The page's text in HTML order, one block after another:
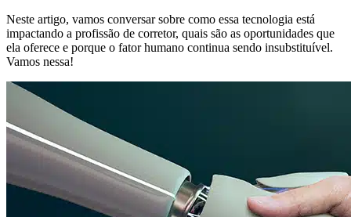
Neste artigo, vamos conversar sobre como essa tecnologia está
impactando a profissão de corretor, quais são as oportunidades que
ela oferece e porque o fator humano continua sendo insubstituível.
Vamos nessa!